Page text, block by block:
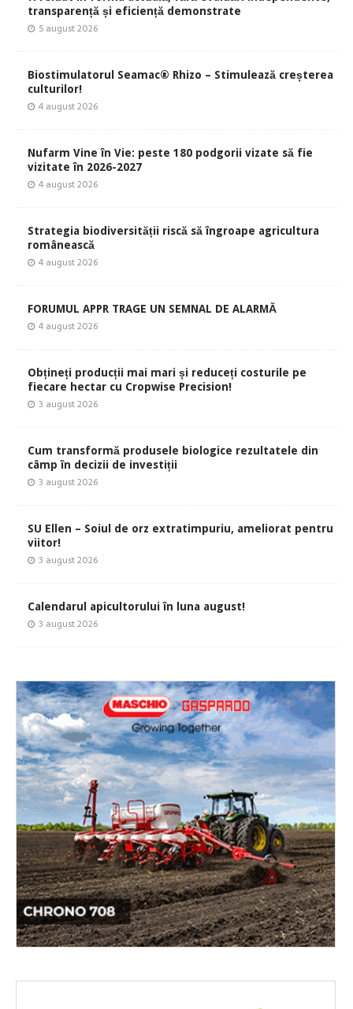
transparență și eficiență demonstrate
5 august 2026
Biostimulatorul Seamac® Rhizo – Stimulează creșterea
culturilor!
4 august 2026
Nufarm Vine în Vie: peste 180 podgorii vizate să fie
vizitate în 2026-2027
4 august 2026
Strategia biodiversității riscă să îngroape agricultura
românească
4 august 2026
FORUMUL APPR TRAGE UN SEMNAL DE ALARMĂ
4 august 2026
Obțineți producții mai mari și reduceți costurile pe
fiecare hectar cu Cropwise Precision!
3 august 2026
Cum transformă produsele biologice rezultatele din
câmp în decizii de investiții
3 august 2026
SU Ellen – Soiul de orz extratimpuriu, ameliorat pentru
viitor!
3 august 2026
Calendarul apicultorului în luna august!
3 august 2026